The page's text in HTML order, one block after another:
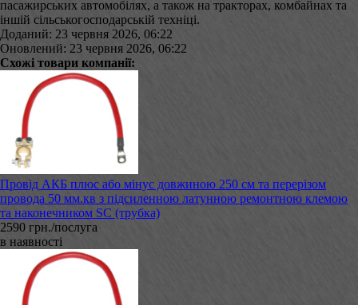
пасажирських автомобілях, а також на тракторах, комбайнах та
іншій сільськогосподарській техніці.
Доданий: 23 червня 2026, 06:22
Оновлений: 23 червня 2026, 06:22
Схожі товари компанії:
Провід АКБ плюс або мінус довжиною 250 см та перерізом
провода 50 мм.кв з підсиленною латунною ремонтною клемою
та наконечником SC (трубка)
2590 грн./послуга
в наявності